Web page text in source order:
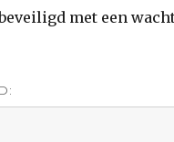
met een